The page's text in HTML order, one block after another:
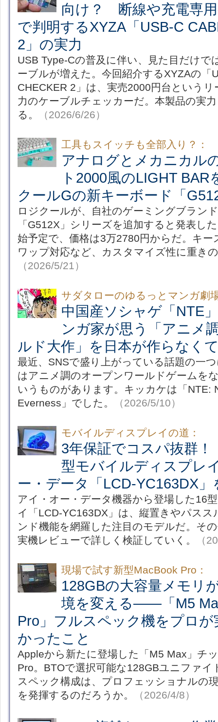
向け？ 断線や充電専
で判明するXYZA「USB-C
2」の実力
USB Type-Cの普及に伴い、見た目だけで
ーブルが増えた。今回紹介するXYZAの「
CHECKER 2」は、実売2000円台という
力のケーブルチェッカーだ。本製品の実
る。
（2026/6/26）
工具もスイッチも全部入り？：
アナログとメカニカル
ト2000風のLIGHT
クールGの新キーボード「
ロジクールが、自社のゲーミングブラン
「G512X」シリーズを追加すると発表し
始予定で、価格は3万2780円からだ。キ
ワップ対応など、カスタマイズ性に重き
（2026/5/21）
サダタローのゆるっとマンガ劇
中国産ソシャゲ「NTE
ンガ家が思う「アニメ
ルド大作」を日本が作らなく
最近、SNSで盛り上がっている話題の一
はアニメ調のオープンワールドゲームを
いうものがあります。キッカケは「NTE:
Everness」でした。
（2026/5/10）
モバイルディスプレイの道：
3年保証でコスパ抜群
型モバイルディスプレ
ー・データ「LCD-YC163DX」
アイ・オー・データ機器から登場した16
イ「LCD-YC163DX」は、縦置きやパス
ンド機能を網羅した注目のモデルだ。そ
実機レビューで詳しく検証していく。
（
現場で試す新型MacBook Pro：
128GBの大容量メモリ
境を変える――「M5
Pro」フルスペック機をプロ
かったこと
Appleから新たに登場した「M5 Max」チ
Pro。BTOで選択可能な128GBユニファ
スペック構成は、プロフェッショナルの
を発揮するのだろうか。
（2026/4/8）